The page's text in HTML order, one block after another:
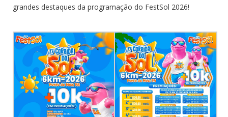
grandes destaques da programação do FestSol 2026!